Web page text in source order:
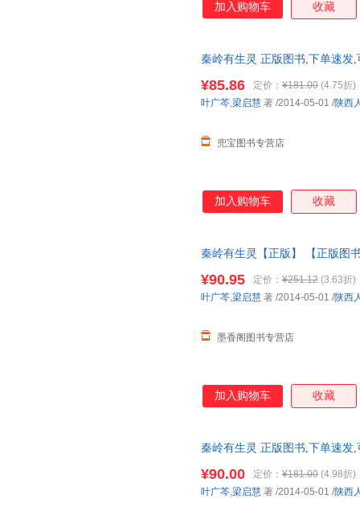
加入购物车 收藏
秦岭有生灵 正版图书,下单速发,
¥85.86 定价： ¥181.00 (4.75折)
兜宝图书专营店
叶广芩,梁启慧 著 /2014-05-01 /陕西
加入购物车 收藏
秦岭有生灵【正版】 【正版图
¥90.95 定价： ¥251.12 (3.63折)
墨香阁图书专营店
叶广芩,梁启慧 著 /2014-05-01 /陕西
加入购物车 收藏
秦岭有生灵 正版图书,下单速发,
¥90.00 定价： ¥181.00 (4.98折)
叶广芩,梁启慧 著 /2014-05-01 /陕西